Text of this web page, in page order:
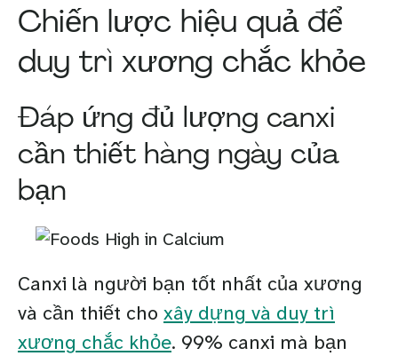
Chiến lược hiệu quả để
duy trì xương chắc khỏe
Đáp ứng đủ lượng canxi
cần thiết hàng ngày của
bạn
Canxi là người bạn tốt nhất của xương
và cần thiết cho xây dựng và duy trì
xương chắc khỏe. 99% canxi mà bạn